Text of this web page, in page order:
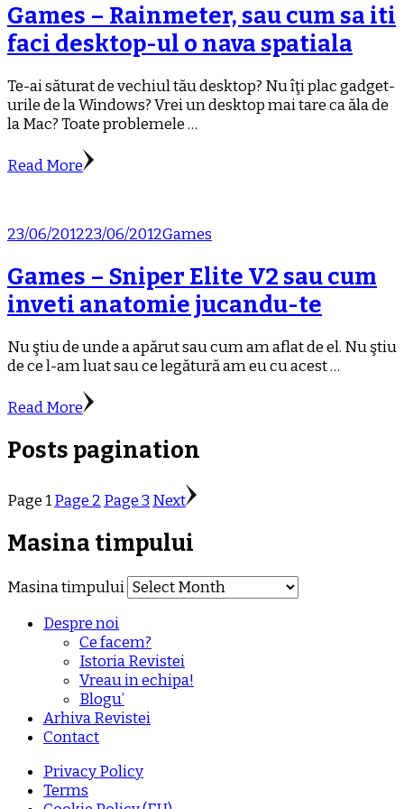
Games – Rainmeter, sau cum sa iti
faci desktop-ul o nava spatiala
Te-ai săturat de vechiul tău desktop? Nu îţi plac gadget-
urile de la Windows? Vrei un desktop mai tare ca ăla de
la Mac? Toate problemele …
Read More
23/06/201223/06/2012Games
Games – Sniper Elite V2 sau cum
inveti anatomie jucandu-te
Nu ştiu de unde a apărut sau cum am aflat de el. Nu ştiu
de ce l-am luat sau ce legătură am eu cu acest …
Read More
Posts pagination
Page1Page 2 Page3 Next
Masina timpului
Masina timpului
Despre noi
Ce facem?
Istoria Revistei
Vreau in echipa!
Blogu’
Arhiva Revistei
Contact
Privacy Policy
Terms